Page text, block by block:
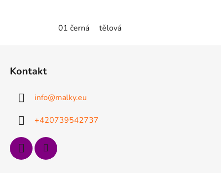
01 černá tělová
Kontakt
info@malky.eu
+420739542737